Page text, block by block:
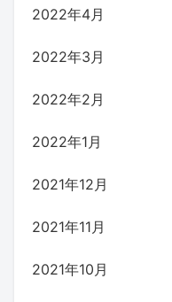
2022年4月
2022年3月
2022年2月
2022年1月
2021年12月
2021年11月
2021年10月